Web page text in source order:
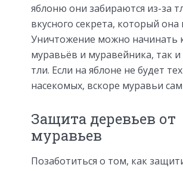
яблоню они забираются из-за
вкусного секрета, который она
Уничтожение можно начинать
муравьёв и муравейника, так и
тли. Если на яблоне не будет тех
насекомых, вскоре муравьи
Защита деревьев от
муравьев
Позаботиться о том, как